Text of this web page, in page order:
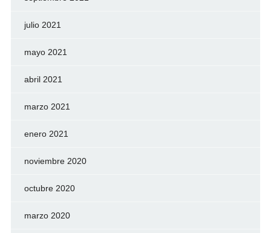
julio 2021
mayo 2021
abril 2021
marzo 2021
enero 2021
noviembre 2020
octubre 2020
marzo 2020